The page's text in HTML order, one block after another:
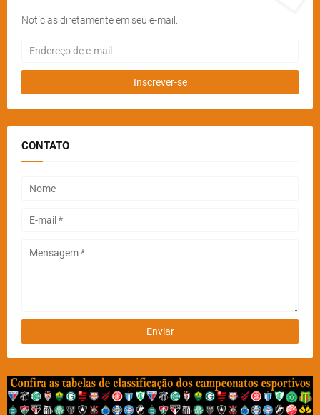
Notícias diretamente em seu e-mail.
CONTATO